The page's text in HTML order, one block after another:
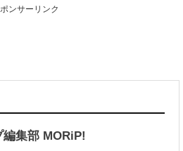
今回は、日本建築には欠かせない針葉樹...
て本や雑誌を読むのもいいですが、映像でその...
ンサーリンク
編集部 MORiP!